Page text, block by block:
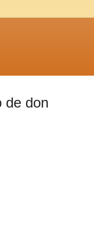
de don